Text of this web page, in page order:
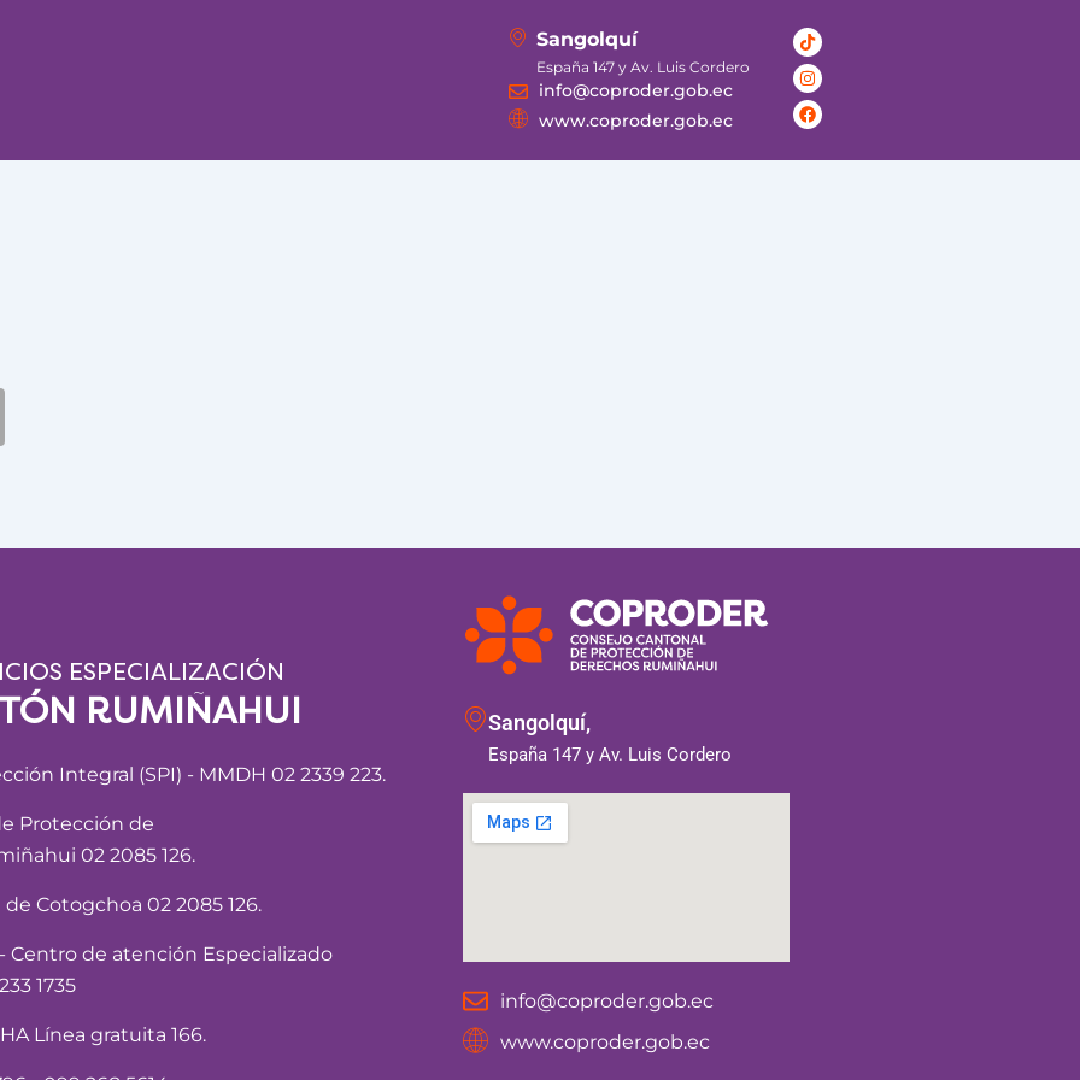
Sangolquí
España 147 y Av. Luis Cordero
info@coproder.gob.ec
www.coproder.gob.ec
Tiktok
Instagram
Facebook
ESPECIALIZACIÓN
RUMIÑAHUI
Integral (SPI) - MMDH 02 2339 223.
Protección de
02 2085 126.
Cotogchoa 02 2085 126.
Centro de atención Especializado
1735
Línea gratuita 166.
Sangolquí,
España 147 y Av. Luis Cordero
info@coproder.gob.ec
www.coproder.gob.ec